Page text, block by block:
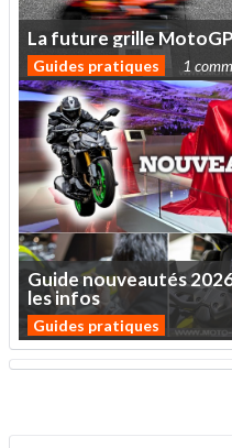
Lafuturegrille MotoGP
Guides pratiques 1
Guidenouveautés
lesinfos
Guides pratiques